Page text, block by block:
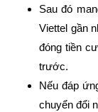
Sau đó
Viettel gần
đóng tiền
trước.
Nếu đáp
chuyển đổi